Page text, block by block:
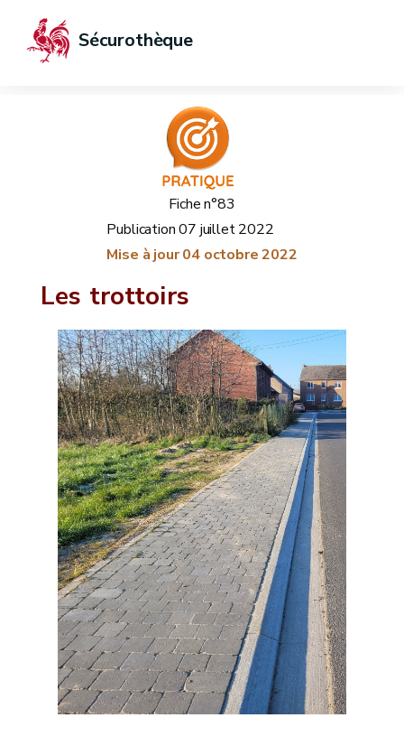
Sécurothèque
Fiche n°83
Publication07 juillet 2022
Mise à jour 04 octobre 2022
Les trottoirs